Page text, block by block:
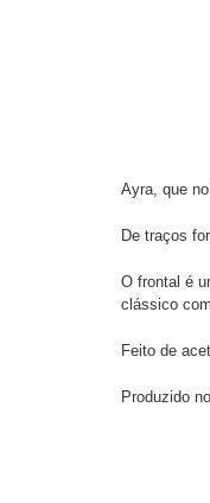
Ayra, que
De traços
O frontal é
clássico
Feito de
Produzido